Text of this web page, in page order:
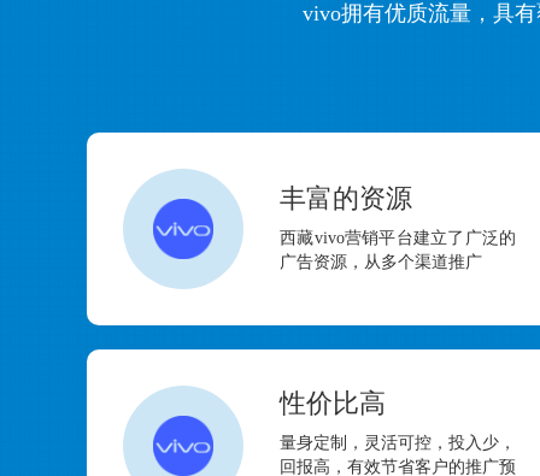
vivo拥有优质流量，具
丰富的资源
西藏vivo营销平台建立了广泛的
广告资源，从多个渠道推广
性价比高
量身定制，灵活可控，投入少，
回报高，有效节省客户的推广预